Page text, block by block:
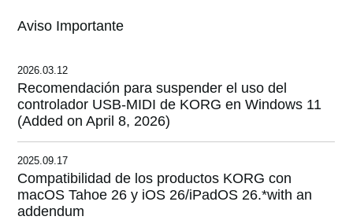
Aviso Importante
2026.03.12
Recomendación para suspender el uso del
controlador USB-MIDI de KORG en Windows 11
(Added on April 8, 2026)
2025.09.17
Compatibilidad de los productos KORG con
macOS Tahoe 26 y iOS 26/iPadOS 26.*with an
addendum